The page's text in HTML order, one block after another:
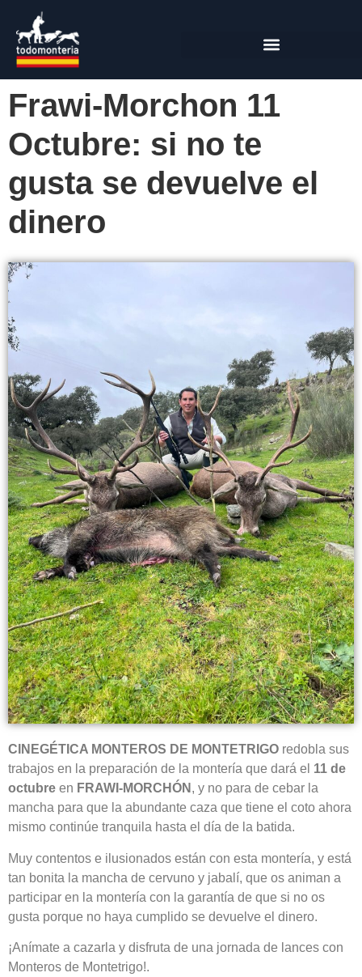
Frawi-Morchon 11
Octubre: si no te
gusta se devuelve el
dinero
CINEGÉTICA MONTEROS DE MONTETRIGO redobla sus
trabajos en la preparación de la montería que dará el 11 de
octubre en FRAWI-MORCHÓN , y no para de cebar la
mancha para que la abundante caza que tiene el coto ahora
mismo continúe tranquila hasta el día de la batida.
Muy contentos e ilusionados están con esta montería, y está
tan bonita la mancha de cervuno y jabalí, que os animan a
participar en la montería con la garantía de que si no os
gusta porque no haya cumplido se devuelve el dinero.
¡Anímate a cazarla y disfruta de una jornada de lances con
Monteros de Montetrigo!.